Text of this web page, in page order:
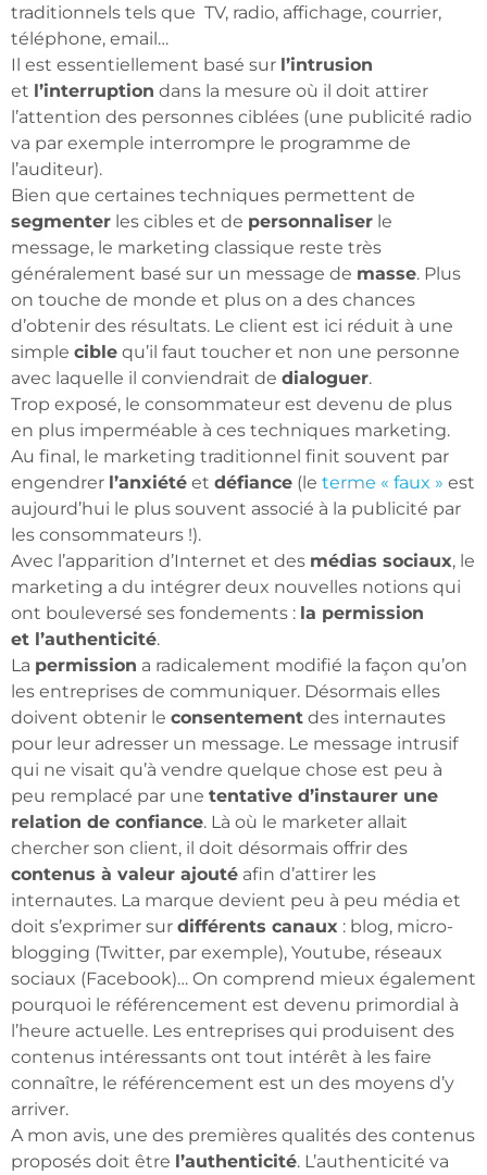
traditionnels tels que TV, radio, affichage, courrier,
téléphone, email…
Il est essentiellement basé sur l’intrusion
et l’interruption dans la mesure où il doit attirer
l’attention des personnes ciblées (une publicité radio
va par exemple interrompre le programme de
l’auditeur).
Bien que certaines techniques permettent de
segmenter les cibles et de personnaliser le
message, le marketing classique reste très
généralement basé sur un message de masse. Plus
on touche de monde et plus on a des chances
d’obtenir des résultats. Le client est ici réduit à une
simple cible qu’il faut toucher et non une personne
avec laquelle il conviendrait de dialoguer.
Trop exposé, le consommateur est devenu de plus
en plus imperméable à ces techniques marketing.
Au final, le marketing traditionnel finit souvent par
engendrer l’anxiété et défiance (le terme « faux » est
aujourd’hui le plus souvent associé à la publicité par
les consommateurs !).
Avec l’apparition d’Internet et des médias sociaux, le
marketing a du intégrer deux nouvelles notions qui
ont bouleversé ses fondements : la permission
et l’authenticité.
La permission a radicalement modifié la façon qu’on
les entreprises de communiquer. Désormais elles
doivent obtenir le consentement des internautes
pour leur adresser un message. Le message intrusif
qui ne visait qu’à vendre quelque chose est peu à
peu remplacé par une tentative d’instaurer une
relation de confiance. Là où le marketer allait
chercher son client, il doit désormais offrir des
contenus à valeur ajouté afin d’attirer les
internautes. La marque devient peu à peu média et
doit s’exprimer sur différents canaux : blog, micro-
blogging (Twitter, par exemple), Youtube, réseaux
sociaux (Facebook)… On comprend mieux également
pourquoi le référencement est devenu primordial à
l’heure actuelle. Les entreprises qui produisent des
contenus intéressants ont tout intérêt à les faire
connaître, le référencement est un des moyens d’y
arriver.
A mon avis, une des premières qualités des contenus
proposés doit être l’authenticité. L’authenticité va